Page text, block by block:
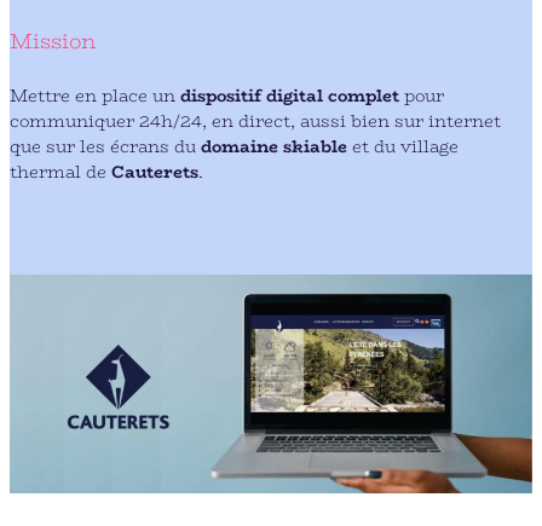
Mission
Mettre en place undispositif digital completpour
communiquer 24h/24, en direct, aussi bien sur internet
que sur les écrans dudomaine skiableet du village
thermal de Cauterets.